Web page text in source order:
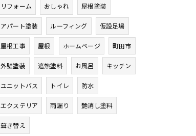
リフォーム おしゃれ 屋根塗装
アパート塗装 ルーフィング 仮設足場
屋根工事 屋根 ホームページ 町田市
外壁塗装 遮熱塗料 お風呂 キッチン
ユニットバス トイレ 防水
エクステリア 雨漏り 艶消し塗料
葺き替え